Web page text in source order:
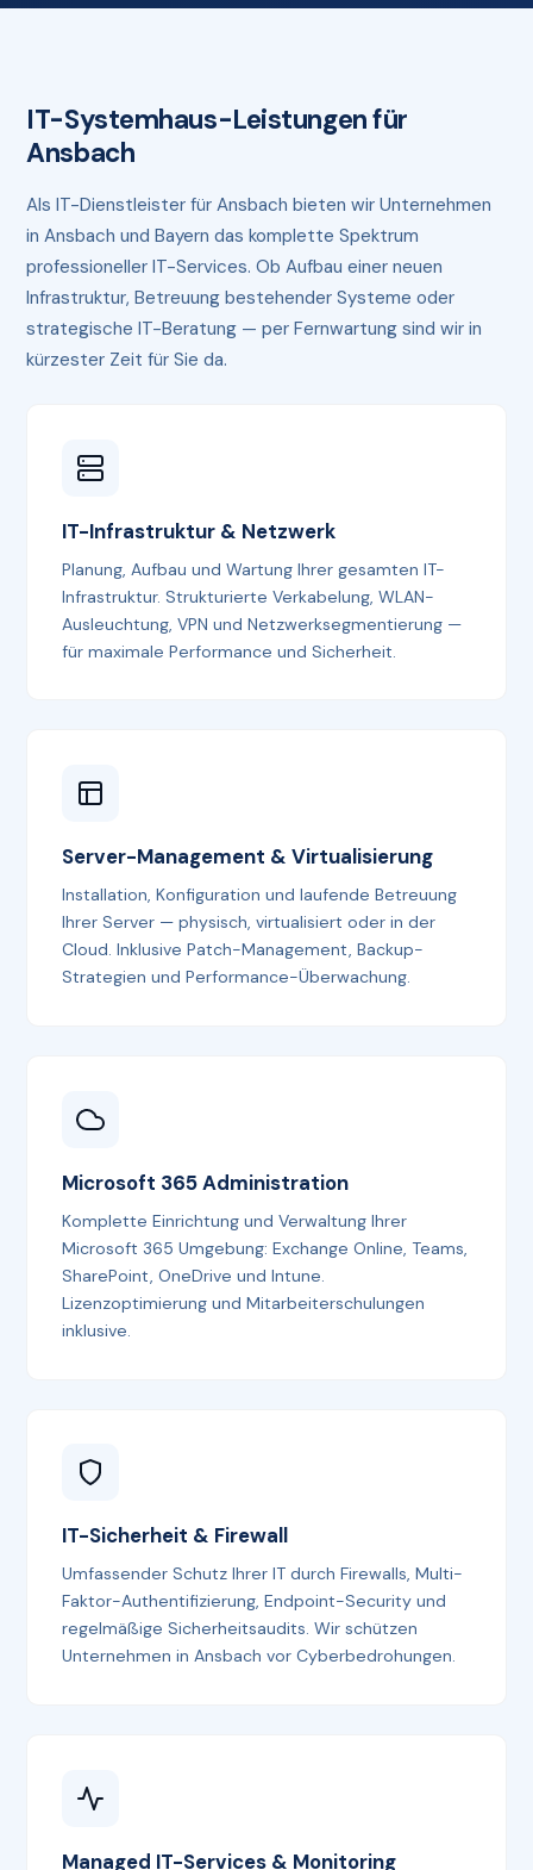
IT-Systemhaus-Leistungen für
Ansbach
Als IT-Dienstleister für Ansbach bieten wir Unternehmen
in Ansbach und Bayern das komplette Spektrum
professioneller IT-Services. Ob Aufbau einer neuen
Infrastruktur, Betreuung bestehender Systeme oder
strategische IT-Beratung — per Fernwartung sind wir in
kürzester Zeit für Sie da.
IT-Infrastruktur & Netzwerk
Planung, Aufbau und Wartung Ihrer gesamten IT-
Infrastruktur. Strukturierte Verkabelung, WLAN-
Ausleuchtung, VPN und Netzwerksegmentierung —
für maximale Performance und Sicherheit.
Server-Management & Virtualisierung
Installation, Konfiguration und laufende Betreuung
Ihrer Server — physisch, virtualisiert oder in der
Cloud. Inklusive Patch-Management, Backup-
Strategien und Performance-Überwachung.
Microsoft 365 Administration
Komplette Einrichtung und Verwaltung Ihrer
Microsoft 365 Umgebung: Exchange Online, Teams,
SharePoint, OneDrive und Intune.
Lizenzoptimierung und Mitarbeiterschulungen
inklusive.
IT-Sicherheit & Firewall
Umfassender Schutz Ihrer IT durch Firewalls, Multi-
Faktor-Authentifizierung, Endpoint-Security und
regelmäßige Sicherheitsaudits. Wir schützen
Unternehmen in Ansbach vor Cyberbedrohungen.
Managed IT-Services & Monitoring